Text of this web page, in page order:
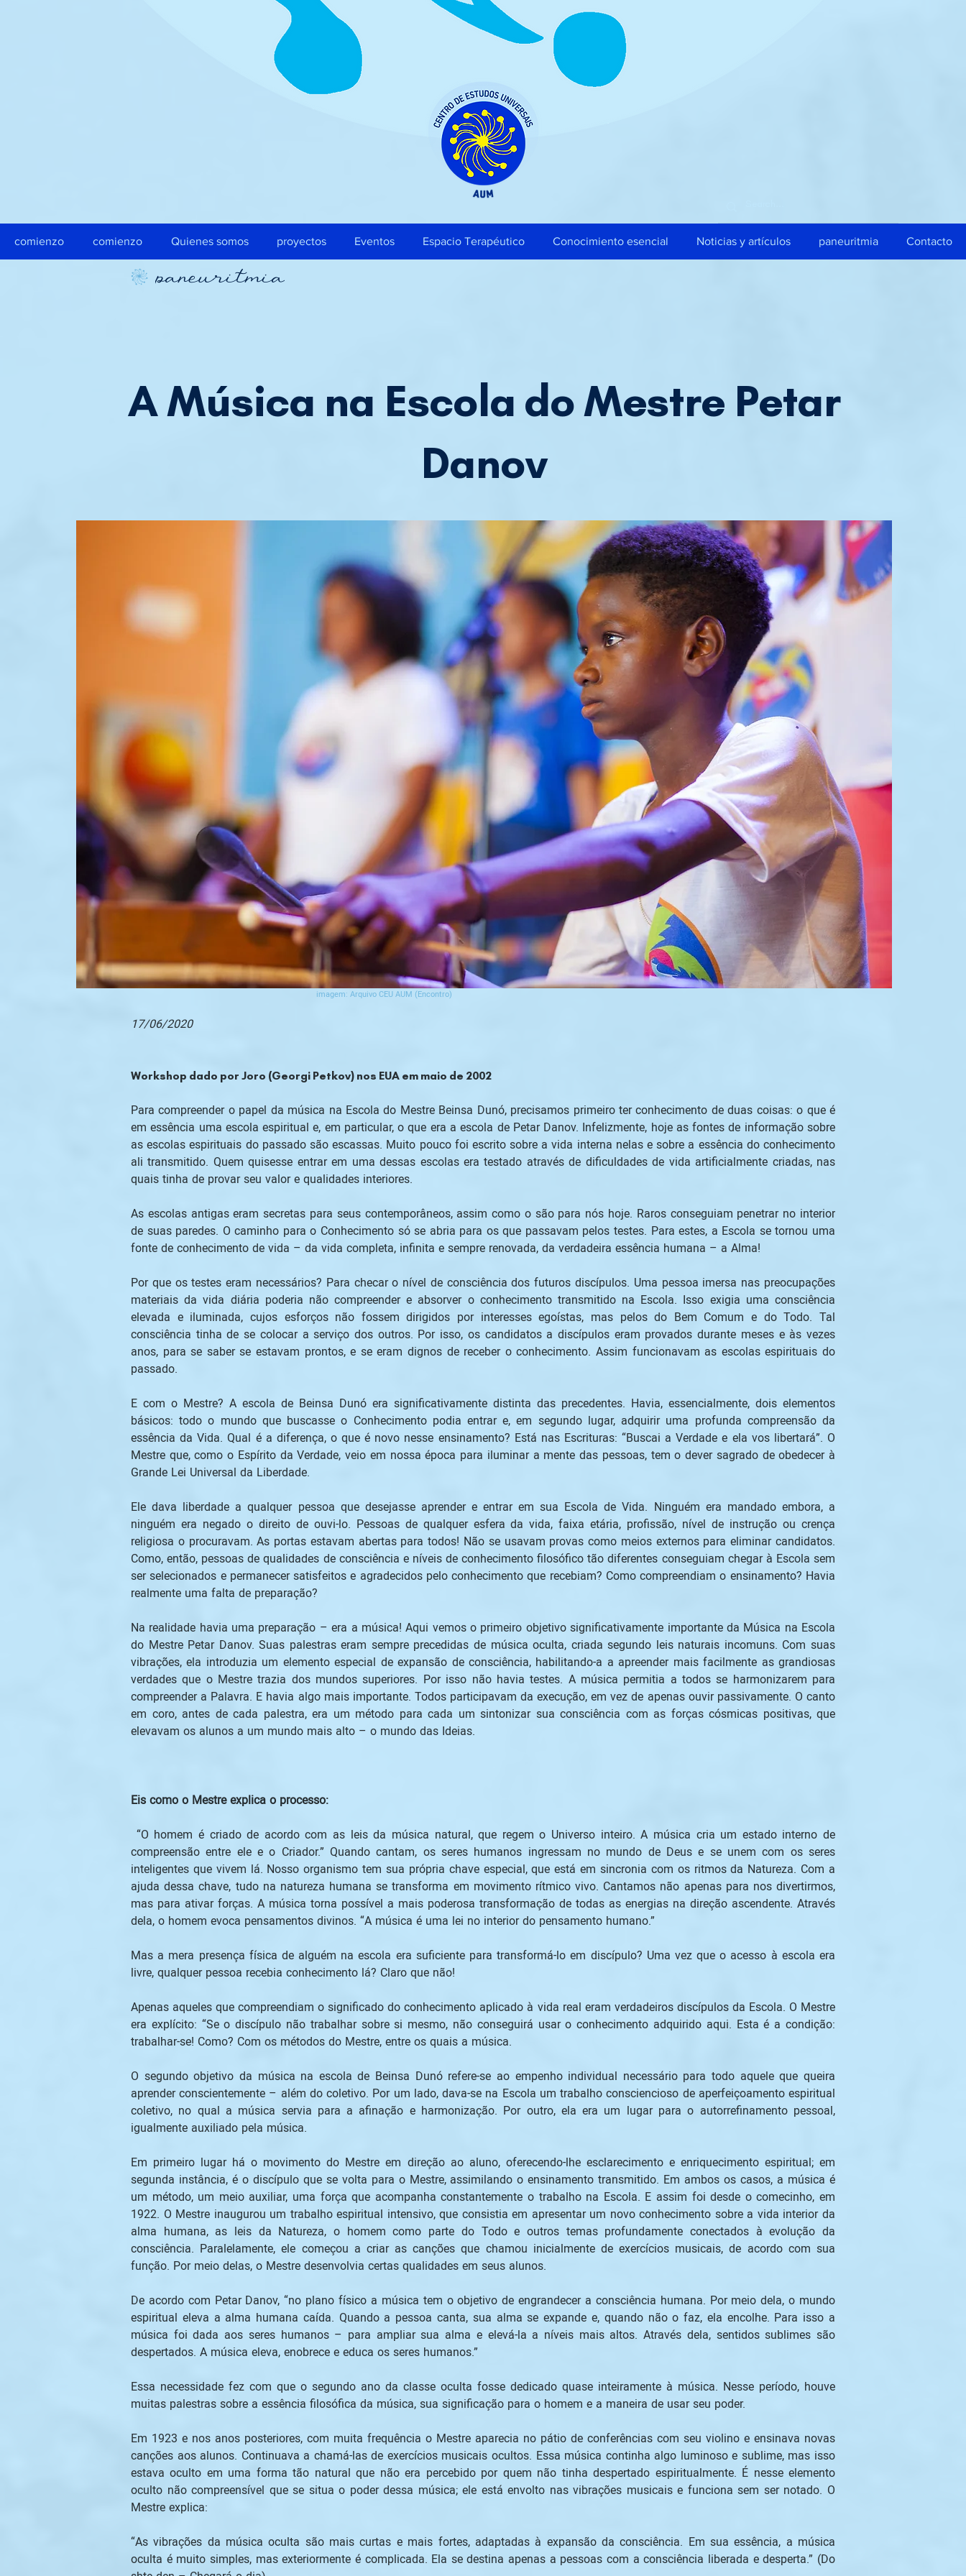
comienzo comienzo Quienes somos proyectos Eventos Espacio Terapéutico Conocimiento esencial Noticias y artículos paneuritmia Contacto
paneuritmia
A Música na Escola do Mestre Petar
Danov
imagem: Arquivo CEU AUM (Encontro)
17/06/2020
Workshop dado por Joro (Georgi Petkov) nos EUA em maio de 2002
Para compreender o papel da música na Escola do Mestre Beinsa Dunó, precisamos primeiro ter conhecimento de duas coisas: o que é
em essência uma escola espiritual e, em particular, o que era a escola de Petar Danov. Infelizmente, hoje as fontes de informação sobre
as escolas espirituais do passado são escassas. Muito pouco foi escrito sobre a vida interna nelas e sobre a essência do conhecimento
ali transmitido. Quem quisesse entrar em uma dessas escolas era testado através de dificuldades de vida artificialmente criadas, nas
quais tinha de provar seu valor e qualidades interiores.
As escolas antigas eram secretas para seus contemporâneos, assim como o são para nós hoje. Raros conseguiam penetrar no interior
de suas paredes. O caminho para o Conhecimento só se abria para os que passavam pelos testes. Para estes, a Escola se tornou uma
fonte de conhecimento de vida – da vida completa, infinita e sempre renovada, da verdadeira essência humana – a Alma!
Por que os testes eram necessários? Para checar o nível de consciência dos futuros discípulos. Uma pessoa imersa nas preocupações
materiais da vida diária poderia não compreender e absorver o conhecimento transmitido na Escola. Isso exigia uma consciência
elevada e iluminada, cujos esforços não fossem dirigidos por interesses egoístas, mas pelos do Bem Comum e do Todo. Tal
consciência tinha de se colocar a serviço dos outros. Por isso, os candidatos a discípulos eram provados durante meses e às vezes
anos, para se saber se estavam prontos, e se eram dignos de receber o conhecimento. Assim funcionavam as escolas espirituais do
passado.
E com o Mestre? A escola de Beinsa Dunó era significativamente distinta das precedentes. Havia, essencialmente, dois elementos
básicos: todo o mundo que buscasse o Conhecimento podia entrar e, em segundo lugar, adquirir uma profunda compreensão da
essência da Vida. Qual é a diferença, o que é novo nesse ensinamento? Está nas Escrituras: “Buscai a Verdade e ela vos libertará”. O
Mestre que, como o Espírito da Verdade, veio em nossa época para iluminar a mente das pessoas, tem o dever sagrado de obedecer à
Grande Lei Universal da Liberdade.
Ele dava liberdade a qualquer pessoa que desejasse aprender e entrar em sua Escola de Vida. Ninguém era mandado embora, a
ninguém era negado o direito de ouvi-lo. Pessoas de qualquer esfera da vida, faixa etária, profissão, nível de instrução ou crença
religiosa o procuravam. As portas estavam abertas para todos! Não se usavam provas como meios externos para eliminar candidatos.
Como, então, pessoas de qualidades de consciência e níveis de conhecimento filosófico tão diferentes conseguiam chegar à Escola sem
ser selecionados e permanecer satisfeitos e agradecidos pelo conhecimento que recebiam? Como compreendiam o ensinamento? Havia
realmente uma falta de preparação?
Na realidade havia uma preparação – era a música! Aqui vemos o primeiro objetivo significativamente importante da Música na Escola
do Mestre Petar Danov. Suas palestras eram sempre precedidas de música oculta, criada segundo leis naturais incomuns. Com suas
vibrações, ela introduzia um elemento especial de expansão de consciência, habilitando-a a apreender mais facilmente as grandiosas
verdades que o Mestre trazia dos mundos superiores. Por isso não havia testes. A música permitia a todos se harmonizarem para
compreender a Palavra. E havia algo mais importante. Todos participavam da execução, em vez de apenas ouvir passivamente. O canto
em coro, antes de cada palestra, era um método para cada um sintonizar sua consciência com as forças cósmicas positivas, que
elevavam os alunos a um mundo mais alto – o mundo das Ideias.
Eis como o Mestre explica o processo:
compreensão entre ele e o Criador.” Quando cantam, os seres humanos ingressam no mundo de Deus e se unem com os seres
inteligentes que vivem lá. Nosso organismo tem sua própria chave especial, que está em sincronia com os ritmos da Natureza. Com a
ajuda dessa chave, tudo na natureza humana se transforma em movimento rítmico vivo. Cantamos não apenas para nos divertirmos,
mas para ativar forças. A música torna possível a mais poderosa transformação de todas as energias na direção ascendente. Através
dela, o homem evoca pensamentos divinos. “A música é uma lei no interior do pensamento humano.”
Mas a mera presença física de alguém na escola era suficiente para transformá-lo em discípulo? Uma vez que o acesso à escola era
livre, qualquer pessoa recebia conhecimento lá? Claro que não!
Apenas aqueles que compreendiam o significado do conhecimento aplicado à vida real eram verdadeiros discípulos da Escola. O Mestre
era explícito: “Se o discípulo não trabalhar sobre si mesmo, não conseguirá usar o conhecimento adquirido aqui. Esta é a condição:
trabalhar-se! Como? Com os métodos do Mestre, entre os quais a música.
O segundo objetivo da música na escola de Beinsa Dunó refere-se ao empenho individual necessário para todo aquele que queira
aprender conscientemente – além do coletivo. Por um lado, dava-se na Escola um trabalho consciencioso de aperfeiçoamento espiritual
coletivo, no qual a música servia para a afinação e harmonização. Por outro, ela era um lugar para o autorrefinamento pessoal,
igualmente auxiliado pela música.
Em primeiro lugar há o movimento do Mestre em direção ao aluno, oferecendo-lhe esclarecimento e enriquecimento espiritual; em
segunda instância, é o discípulo que se volta para o Mestre, assimilando o ensinamento transmitido. Em ambos os casos, a música é
um método, um meio auxiliar, uma força que acompanha constantemente o trabalho na Escola. E assim foi desde o comecinho, em
1922. O Mestre inaugurou um trabalho espiritual intensivo, que consistia em apresentar um novo conhecimento sobre a vida interior da
alma humana, as leis da Natureza, o homem como parte do Todo e outros temas profundamente conectados à evolução da
consciência. Paralelamente, ele começou a criar as canções que chamou inicialmente de exercícios musicais, de acordo com sua
função. Por meio delas, o Mestre desenvolvia certas qualidades em seus alunos.
De acordo com Petar Danov, “no plano físico a música tem o objetivo de engrandecer a consciência humana. Por meio dela, o mundo
espiritual eleva a alma humana caída. Quando a pessoa canta, sua alma se expande e, quando não o faz, ela encolhe. Para isso a
música foi dada aos seres humanos – para ampliar sua alma e elevá-la a níveis mais altos. Através dela, sentidos sublimes são
despertados. A música eleva, enobrece e educa os seres humanos.”
Essa necessidade fez com que o segundo ano da classe oculta fosse dedicado quase inteiramente à música. Nesse período, houve
muitas palestras sobre a essência filosófica da música, sua significação para o homem e a maneira de usar seu poder.
Em 1923 e nos anos posteriores, com muita frequência o Mestre aparecia no pátio de conferências com seu violino e ensinava novas
canções aos alunos. Continuava a chamá-las de exercícios musicais ocultos. Essa música continha algo luminoso e sublime, mas isso
estava oculto em uma forma tão natural que não era percebido por quem não tinha despertado espiritualmente. É nesse elemento
oculto não compreensível que se situa o poder dessa música; ele está envolto nas vibrações musicais e funciona sem ser notado. O
Mestre explica:
“As vibrações da música oculta são mais curtas e mais fortes, adaptadas à expansão da consciência. Em sua essência, a música
oculta é muito simples, mas exteriormente é complicada. Ela se destina apenas a pessoas com a consciência liberada e desperta.” (Do